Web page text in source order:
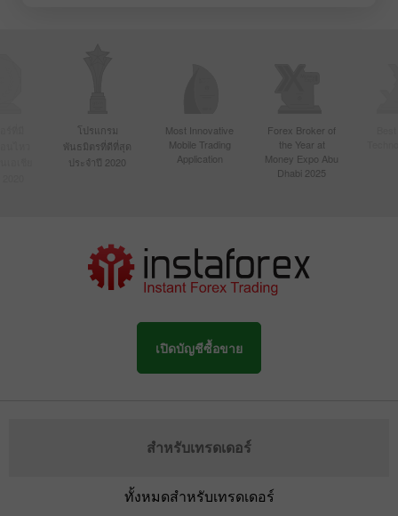
โปรแกรม
พันธมิตรที่ดีที่สุด
ประจำปี 2020
Most Innovative
Mobile Trading
Application
Forex Broker of
the Year at
Money Expo Abu
Dhabi 2025
เปิดบัญชีซื้อขาย
สำหรับเทรดเดอร์
ทั้งหมดสำหรับเทรดเดอร์